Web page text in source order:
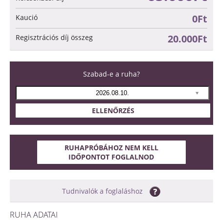
Kaució 0Ft
Regisztrációs díj összeg 20.000Ft
Szabad-e a ruha?
ELLENŐRZÉS
RUHAPRÓBÁHOZ NEM KELL
IDŐPONTOT FOGLALNOD
Tudnivalók a foglaláshoz
RUHA ADATAI